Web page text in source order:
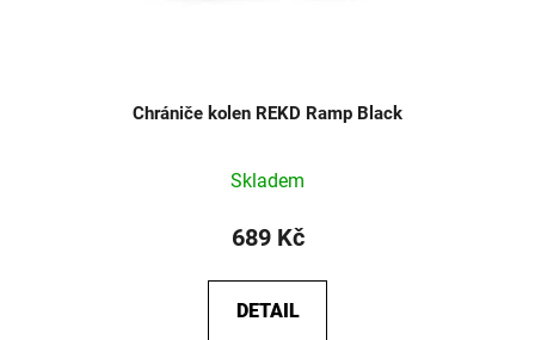
Chrániče kolen REKD Ramp Black
hodnocení
produktu
5,0
z
Skladem
689 Kč
DETAIL